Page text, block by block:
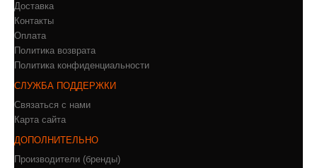
Доставка
Контакты
Оплата
Политика возврата
Политика конфиденциальности
СЛУЖБА ПОДДЕРЖКИ
Связаться с нами
Карта сайта
ДОПОЛНИТЕЛЬНО
Производители (бренды)